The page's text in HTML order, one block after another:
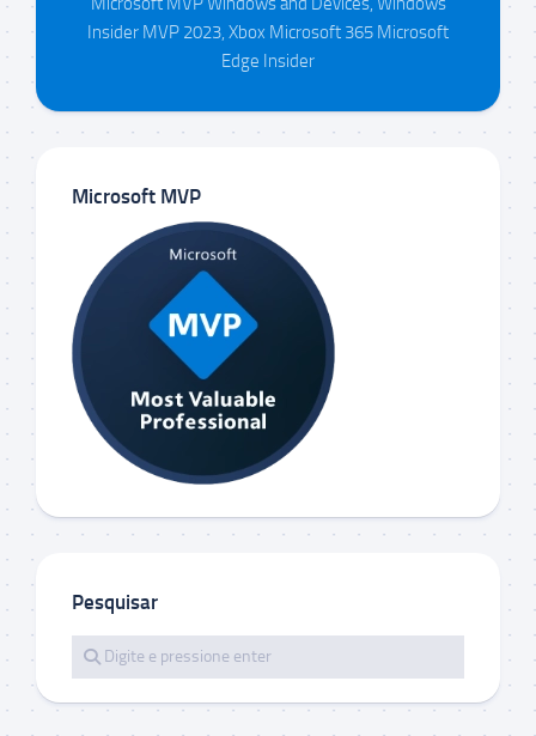
Insider MVP 2023, Xbox Microsoft 365 Microsoft
Edge Insider
Microsoft MVP
Pesquisar